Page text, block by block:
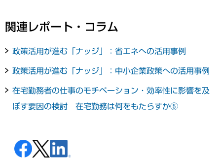
関連レポート・コラム
政策活用が進む「ナッジ」：省エネへの活用事例
政策活用が進む「ナッジ」：中小企業政策への活用事例
在宅勤務者の仕事のモチベーション・効率性に影響を及
ぼす要因の検討 在宅勤務は何をもたらすか⑤